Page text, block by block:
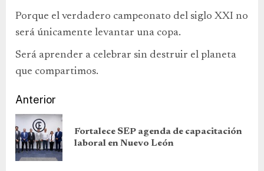
Porque el verdadero campeonato del siglo XXI no
será únicamente levantar una copa.
Será aprender a celebrar sin destruir el planeta
que compartimos.
Anterior
Fortalece SEP agenda de capacitación
laboral en Nuevo León